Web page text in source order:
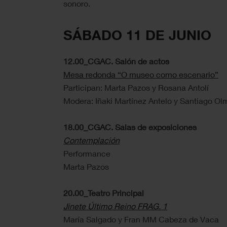
sonoro.
SÁBADO 11 DE JUNIO
12.00_CGAC. Salón de actos
Mesa redonda “O museo como escenario”
Participan: Marta Pazos y Rosana Antolí
Modera: Iñaki Martínez Antelo y Santiago
18.00_CGAC. Salas de exposiciones
Contemplación
Performance
Marta Pazos
20.00_Teatro Principal
Jinete Último Reino FRAG. 1
María Salgado y Fran MM Cabeza de Vaca